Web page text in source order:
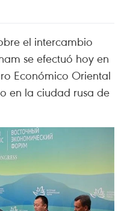
el intercambio
se efectuó hoy en
Económico Oriental
en la ciudad rusa de